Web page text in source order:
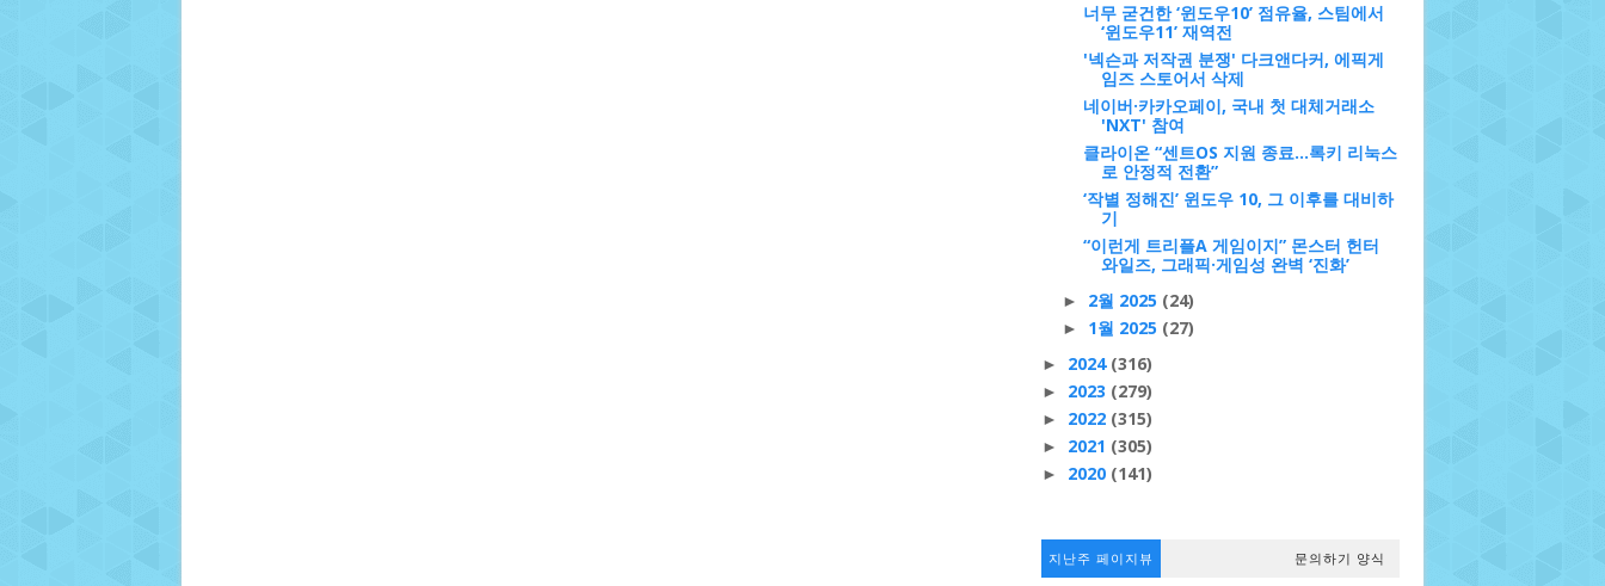
너무 굳건한 ‘윈도우10’ 점유율, 스팀에서
‘윈도우11’ 재역전
'넥슨과 저작권 분쟁' 다크앤다커, 에픽게
임즈 스토어서 삭제
네이버·카카오페이, 국내 첫 대체거래소
'NXT' 참여
클라이온 “센트OS 지원 종료...록키 리눅스
로 안정적 전환”
‘작별 정해진’ 윈도우 10, 그 이후를 대비하
기
“이런게 트리플A 게임이지” 몬스터 헌터
와일즈, 그래픽·게임성 완벽 ‘진화’
► 2월 2025 (24)
► 1월 2025 (27)
► 2024 (316)
► 2023 (279)
► 2022 (315)
► 2021 (305)
► 2020 (141)
지난주 페이지뷰 문의하기 양식